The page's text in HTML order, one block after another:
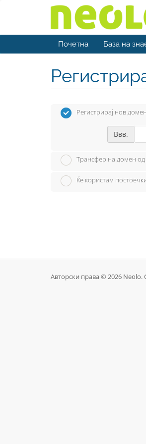
Почетна База на
Регистрирај нов домен
Ввв.
Трансфер на домен од
Ќе користам
Авторски права © 2026 Neolo.